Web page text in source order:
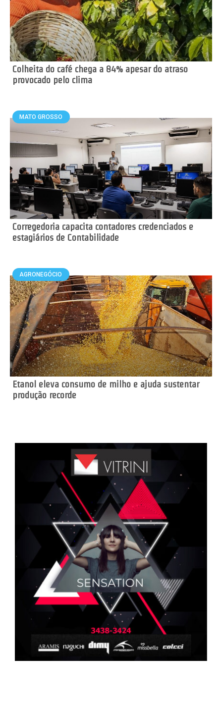
Colheita do café chega a 84% apesar do atraso
provocado pelo clima
MATO GROSSO
Corregedoria capacita contadores credenciados e
estagiários de Contabilidade
AGRONEGÓCIO
Etanol eleva consumo de milho e ajuda sustentar
produção recorde